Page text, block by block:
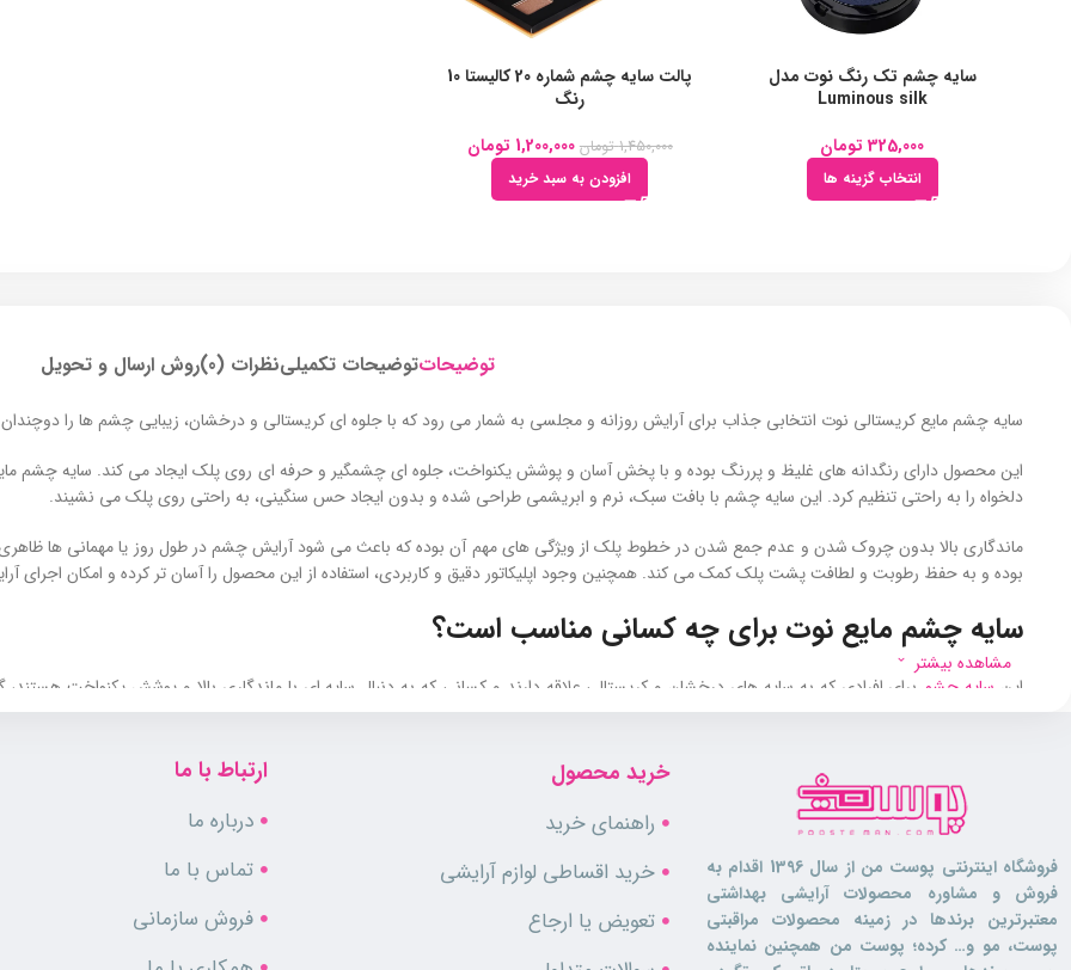
سایه چشم تک رنگ نوت مدل
Luminous silk
325,000 تومان
انتخاب گزینه ها
پالت سایه چشم شماره 20 کالیستا 10
رنگ
1,450,000 تومان 1,200,000 تومان
افزودن به سبد خرید
توضیحاتتوضیحات تکمیلینظرات (0) روش ارسال و تحویل
سایه چشم مایع کریستالی نوت انتخابی جذاب برای آرایش روزانه و مجلسی به شمار می رود که با جلوه‌ ای کریستالی و درخشان، زیبایی چشم‌ ها را
این محصول دارای رنگدانه‌ های غلیظ و پررنگ بوده و با پخش آسان و پوشش یکنواخت، جلوه‌ ای چشمگیر و حرفه‌ ای روی پلک ایجاد می‌ کند. سایه چشم
دلخواه را به راحتی تنظیم کرد. این سایه چشم با بافت سبک، نرم و ابریشمی طراحی شده و بدون ایجاد حس سنگینی، به راحتی روی پلک می‌ نشیند.
ماندگاری بالا بدون چروک شدن و عدم جمع شدن در خطوط پلک از ویژگی‌ های مهم آن بوده که باعث می‌ شود آرایش چشم در طول روز یا مهمانی‌ ها
بوده و به حفظ رطوبت و لطافت پشت پلک کمک می‌ کند. همچنین وجود اپلیکاتور دقیق و کاربردی، استفاده از این محصول را آسان‌ تر کرده و امکان اجرای
سایه چشم مایع نوت برای چه کسانی مناسب است؟
این سایه چشم برای افرادی که به سایه‌ های درخشان و کریستالی علاقه دارند و کسانی که به دنبال سایه‌ ای با ماندگاری بالا و پوشش یکنواخت
افرادی که محصولی سبک و مناسب استفاده روزانه و مجلسی می‌ خواهند، عملکردی مناسب دارد.
ویژگی‌ های محصول
مناسب آرایش روزانه و مجلسی
پخش آسان و پوشش یکنواخت
ماندگاری بالا بدون چروک شدن
عدم جمع شدن در خطوط پلک
حاوی رنگدانه‌ های غلیظ و پررنگ
مشاهده بیشتر
فروشگاه اینترنتی پوست من از سال 1396 اقدام به
فروش و مشاوره محصولات آرایشی بهداشتی
معتبرترین برندها در زمینه محصولات مراقبتی
پوست، مو و… کرده؛ پوست من همچنین نماینده
خرید محصول
راهنمای خرید
خرید اقساطی لوازم آرایشی
تعویض یا ارجاع
ارتباط با ما
درباره ما
تماس با ما
فروش سازمانی